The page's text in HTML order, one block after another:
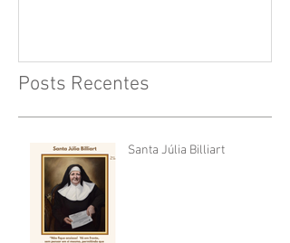
Posts Recentes
Santa Júlia Billiart